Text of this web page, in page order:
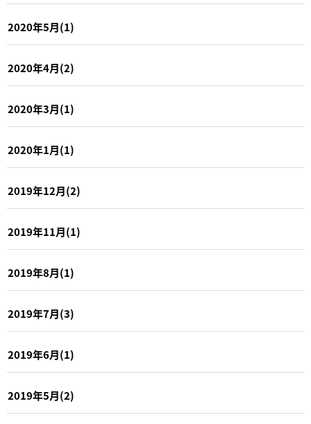
2020年5月(1)
2020年4月(2)
2020年3月(1)
2020年1月(1)
2019年12月(2)
2019年11月(1)
2019年8月(1)
2019年7月(3)
2019年6月(1)
2019年5月(2)